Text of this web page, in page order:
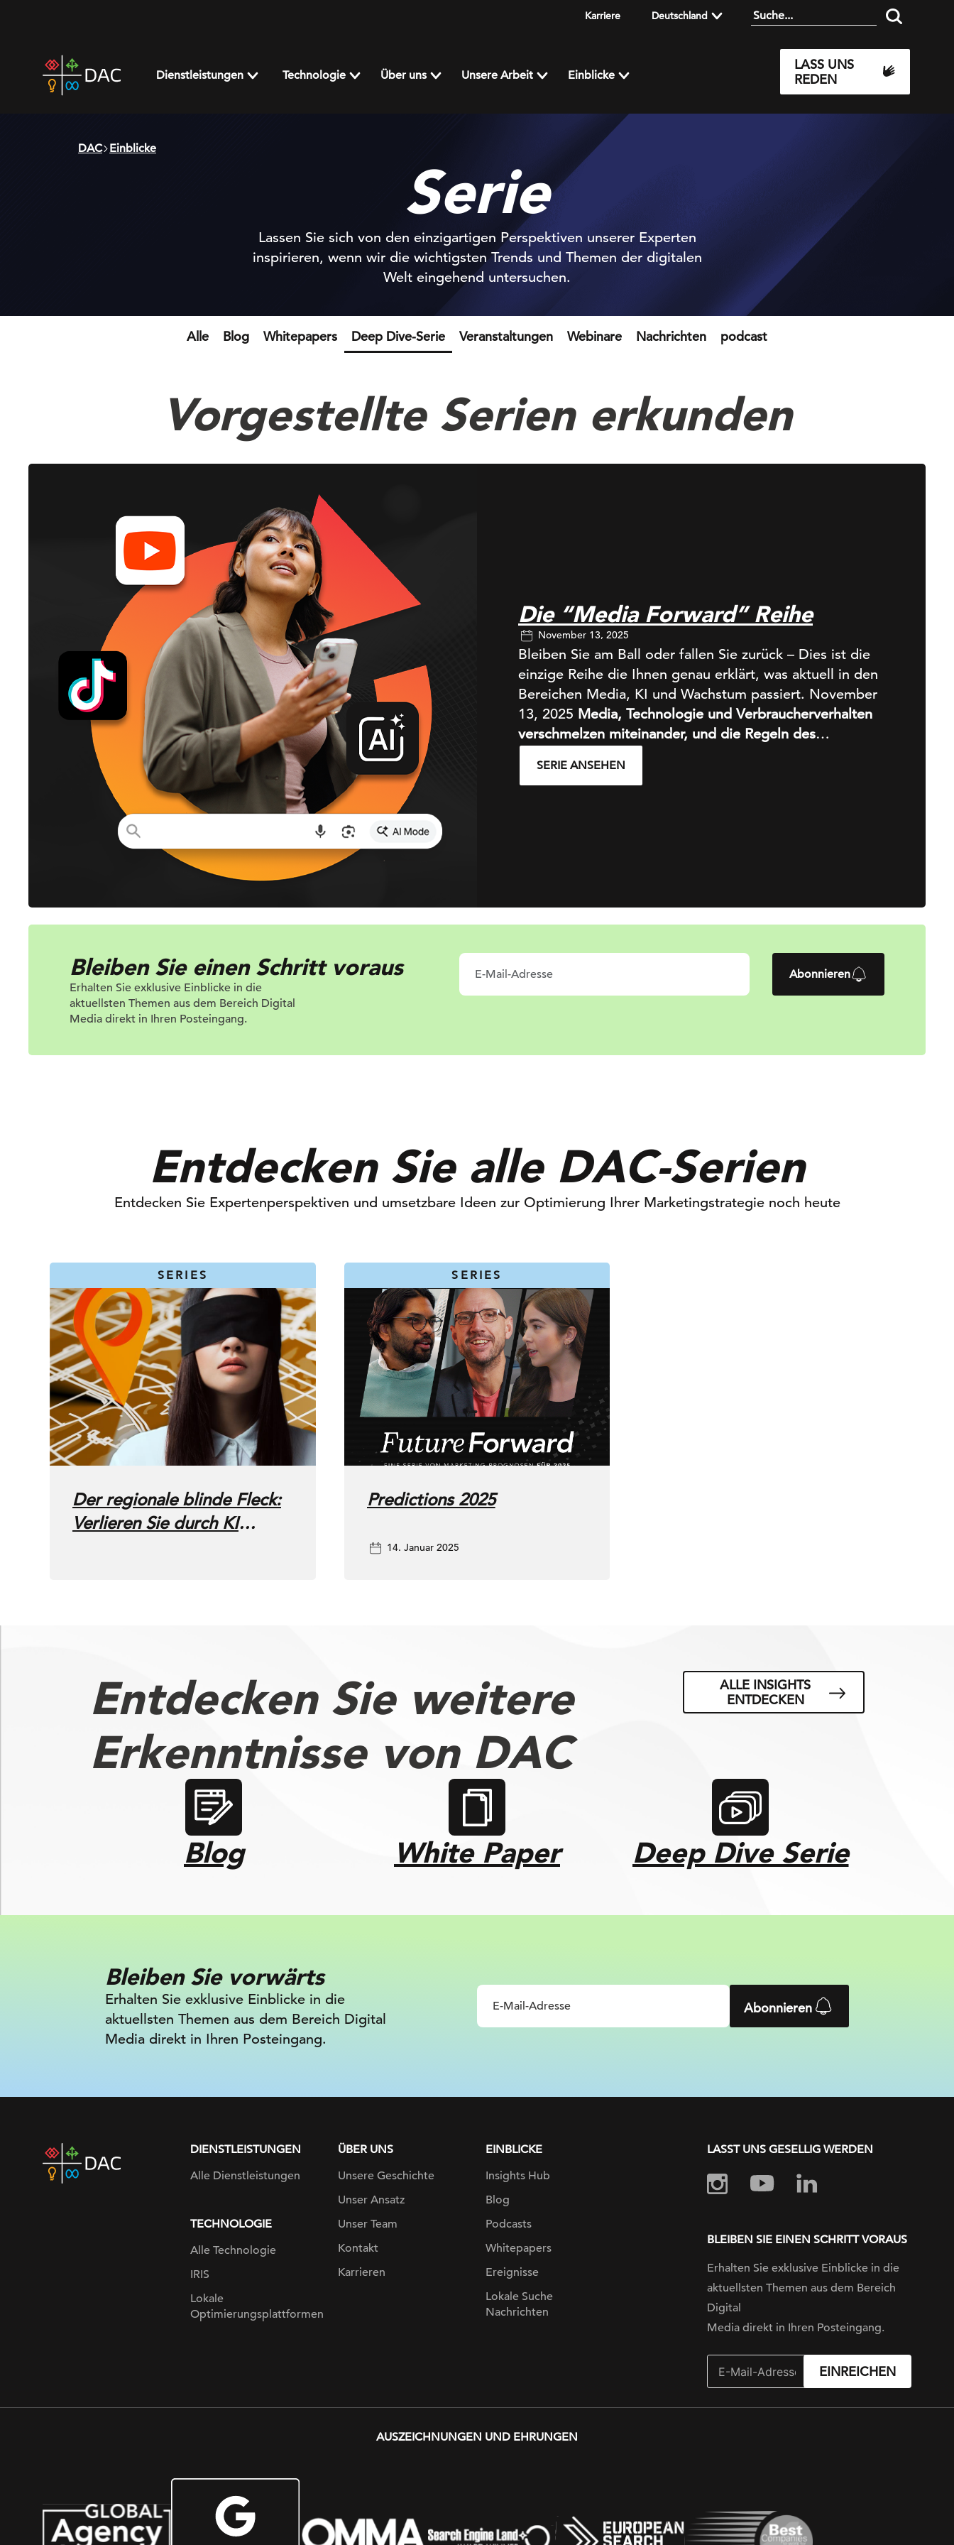
Karriere Deutschland
home
page
Dienstleistungen Technologie Über uns Unsere Arbeit Einblicke
LASS UNS
REDEN
DAC Einblicke
Serie
Lassen Sie sich von den einzigartigen Perspektiven unserer Experten
inspirieren, wenn wir die wichtigsten Trends und Themen der digitalen
Welt eingehend untersuchen.
Alle Blog Whitepapers Deep Dive-Serie Veranstaltungen Webinare Nachrichten podcast
Vorgestellte Serien erkunden
Die “Media Forward” Reihe
November 13, 2025
Bleiben Sie am Ball oder fallen Sie zurück – Dies ist die
einzige Reihe die Ihnen genau erklärt, was aktuell in den
Bereichen Media, KI und Wachstum passiert. November
13, 2025 Media, Technologie und Verbraucherverhalten
verschmelzen miteinander, und die Regeln des
verändert die Art und Weise, wie wir Dinge entdecken.
SERIE ANSEHEN
Bleiben Sie einen Schritt voraus
Erhalten Sie exklusive Einblicke in die
aktuellsten Themen aus dem Bereich Digital
Media direkt in Ihren Posteingang.
Abonnieren
Entdecken Sie alle DAC-Serien
Entdecken Sie Expertenperspektiven und umsetzbare Ideen zur Optimierung Ihrer Marketingstrategie noch heute
SERIES
Der regionale blinde Fleck:
Verlieren Sie durch KI
SERIES
Predictions 2025
14. Januar 2025
Entdecken Sie weitere
Erkenntnisse von DAC
ALLE INSIGHTS
ENTDECKEN
Blog White Paper Deep Dive Serie
Bleiben Sie vorwärts
Erhalten Sie exklusive Einblicke in die
aktuellsten Themen aus dem Bereich Digital
Media direkt in Ihren Posteingang.
Abonnieren
DAC
home
DIENSTLEISTUNGEN
Alle Dienstleistungen
TECHNOLOGIE
Alle Technologie
IRIS
Lokale
Optimierungsplattformen
ÜBER UNS
Unsere Geschichte
Unser Ansatz
Unser Team
Kontakt
Karrieren
EINBLICKE
Insights Hub
Blog
Podcasts
Whitepapers
Ereignisse
Lokale Suche
Nachrichten
LASST UNS GESELLIG WERDEN
BLEIBEN SIE EINEN SCHRITT VORAUS
Erhalten Sie exklusive Einblicke in die
aktuellsten Themen aus dem Bereich
Digital
Media direkt in Ihren Posteingang.
EINREICHEN
AUSZEICHNUNGEN UND EHRUNGEN